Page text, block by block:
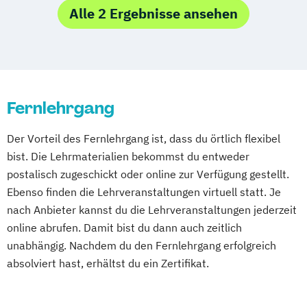
Gastronomiebetriebswirt:in
Geprüfte:r Küchenmeister:in (IHK)
Human Ressources in der Hotellerie
Nachhaltigkeit in der Hotellerie
Sport- und Gesundheitstourismus
Alle 2 Ergebnisse ansehen
Fernlehrgang
Der Vorteil des Fernlehrgang ist, dass du örtlich flexibel
bist. Die Lehrmaterialien bekommst du entweder
postalisch zugeschickt oder online zur Verfügung gestellt.
Ebenso finden die Lehrveranstaltungen virtuell statt. Je
nach Anbieter kannst du die Lehrveranstaltungen jederzeit
online abrufen. Damit bist du dann auch zeitlich
unabhängig. Nachdem du den Fernlehrgang erfolgreich
absolviert hast, erhältst du ein Zertifikat.